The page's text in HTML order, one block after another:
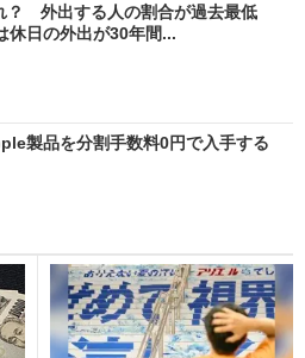
？ 外出する人の割合が過去最低
日の外出が30年間...
製品を分割手数料0円で入手する